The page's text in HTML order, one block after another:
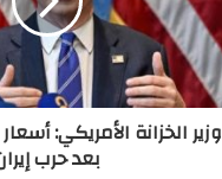
وزير الخزانة الأمريكي:
بعد حرب